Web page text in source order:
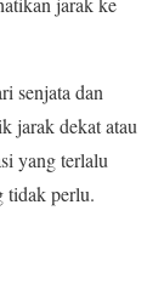
senjata dan
jarak dekat atau
yang terlalu
tidak perlu.